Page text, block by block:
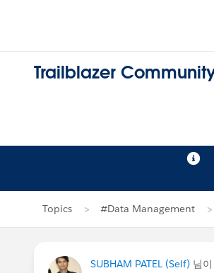
Trailblazer
Topics #Data Management
SUBHAM PATEL (Self) 님이